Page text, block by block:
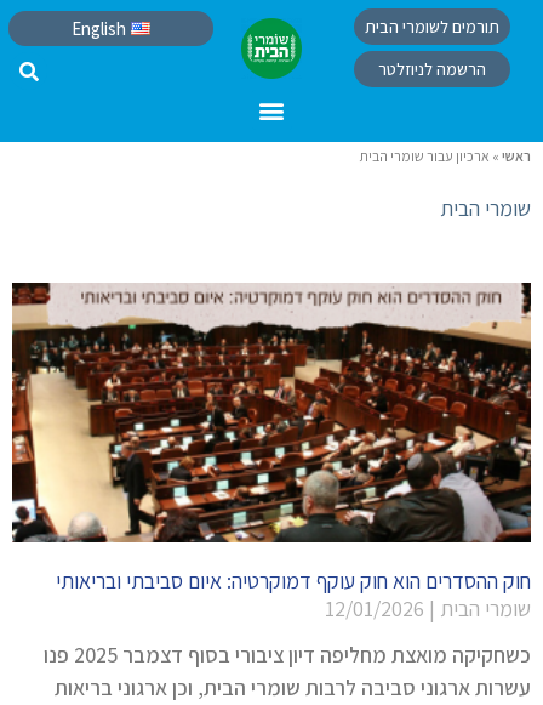
תורמים לשומרי הבית
הרשמה לניוזלטר
English
ראשי » ארכיון עבור שומרי הבית
שומרי הבית
חוק ההסדרים הוא חוק עוקף דמוקרטיה: איום סביבתי ובריאותי
שומרי הבית
כשחקיקה מואצת מחליפה דיון ציבורי בסוף דצמבר 2025 פנו
עשרות ארגוני סביבה לרבות שומרי הבית, וכן ארגוני בריאות